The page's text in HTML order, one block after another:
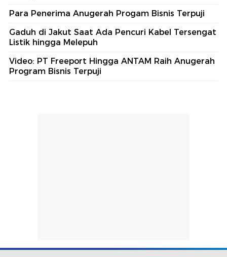
Para Penerima Anugerah Progam Bisnis Terpuji
Gaduh di Jakut Saat Ada Pencuri Kabel Tersengat
Listik hingga Melepuh
Video: PT Freeport Hingga ANTAM Raih Anugerah
Program Bisnis Terpuji